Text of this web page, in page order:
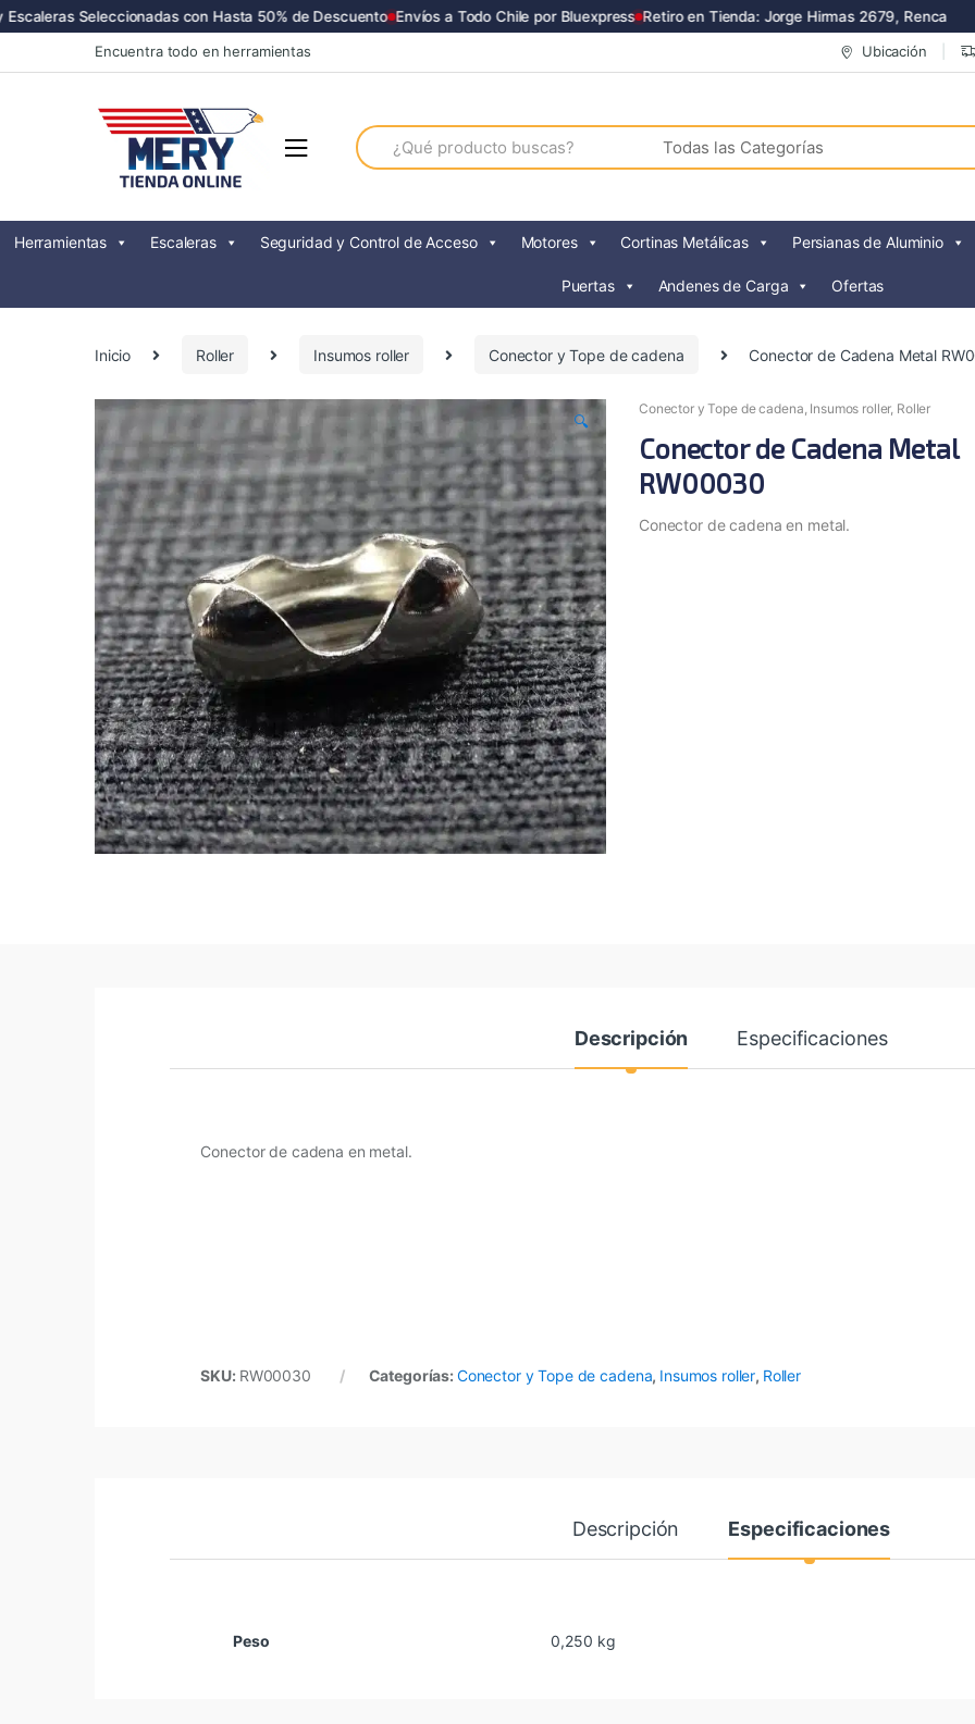
Seleccionadas con Hasta 50% de Descuento Envíos a Todo Chile por Bluexpress Retiro en Tienda: Jorge Hirmas 2679, Renca
to
to
Encuentra todo en herramientas Ubicación
Search
for:
Herramientas Escaleras Seguridad y Control de Acceso Motores Cortinas Metálicas Persianas de Aluminio
Puertas Andenes de Carga Ofertas
Inicio Roller Insumos roller Conector y Tope de cadena Conector de Cadena Metal
🔍
Conector y Tope de cadena Insumos roller, Roller
Conector de Cadena Metal
RW00030
Conector de cadena en metal.
Descripción Especificaciones
Conector de cadena en metal.
SKU: RW00030 Categorías: Conector y Tope de cadena, Insumos roller, Roller
Descripción Especificaciones
Peso 0,250 kg